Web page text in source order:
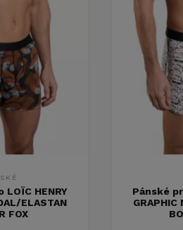
HENRY
ELASTAN
FOX
Pánské
GRAPHIC